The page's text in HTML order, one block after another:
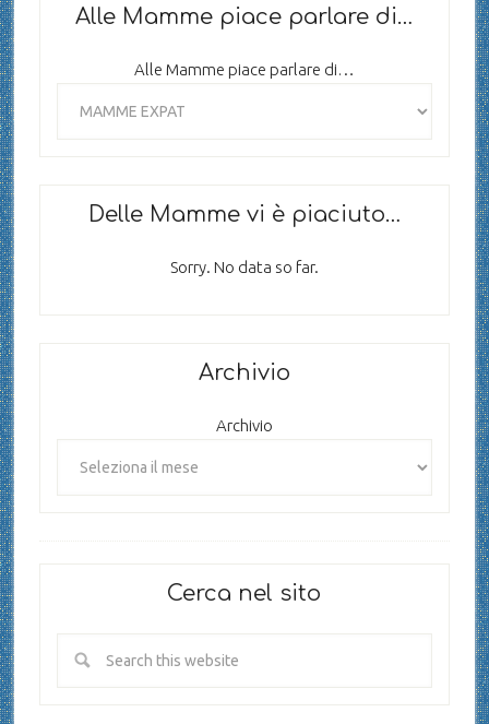
Alle Mamme piace parlare di…
Alle Mamme piace parlare di…
Delle Mamme vi è piaciuto…
Sorry. No data so far.
Archivio
Archivio
Cerca nel sito